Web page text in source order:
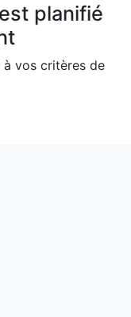
planifié
à vos critères de